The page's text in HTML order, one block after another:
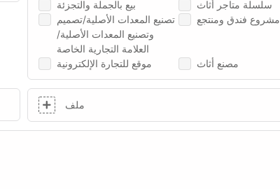
بيع بالجملة والتجزئة سلسلة متاجر أثاث
تصنيع المعدات الأصلية/تصميم
وتصنيع المعدات الأصلية/
العلامة التجارية الخاصة
مشروع فندق ومنتجع
موقع للتجارة الإلكترونية مصنع أثاث
ملف